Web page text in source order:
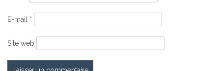
E-mail *
Site web